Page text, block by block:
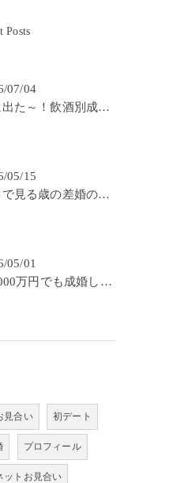
Posts
07/04
ついに出た～！飲酒別成婚率(IBJ)！
05/15
データで見る歳の差婚の確率の低さ。
05/01
年収1000万円でも成婚しやすいとは限らない? 「年収帯別の成婚率」のリアル
見合い 初デート
プロフィール
ットお見合い